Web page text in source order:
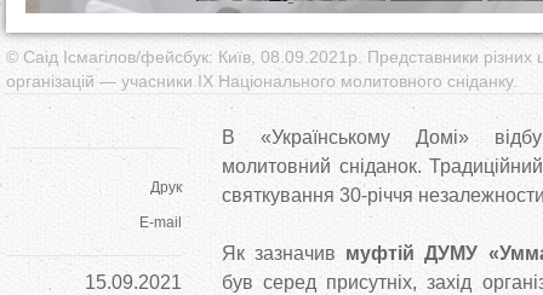
© Саід Ісмагілов/фейсбук: Київ, 08.09.2021р. Представники різних
організацій — учасники ІХ Національного молитовного сніданку.
Друк
E-mail
15.09.2021
В «Українському Домі»
молитовний сніданок.
святкування 30-річчя
Як зазначив муфтій ДУМУ
був серед присутніх, захід